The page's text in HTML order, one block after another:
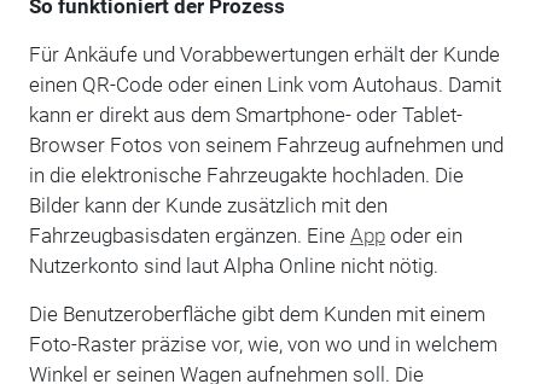
So funktioniert der Prozess
Für Ankäufe und Vorabbewertungen erhält der Kunde
einen QR-Code oder einen Link vom Autohaus. Damit
kann er direkt aus dem Smartphone- oder Tablet-
Browser Fotos von seinem Fahrzeug aufnehmen und
in die elektronische Fahrzeugakte hochladen. Die
Bilder kann der Kunde zusätzlich mit den
Fahrzeugbasisdaten ergänzen. Eine Appoder ein
Nutzerkonto sind laut Alpha Online nicht nötig.
Die Benutzeroberfläche gibt dem Kunden mit einem
Foto-Raster präzise vor, wie, von wo und in welchem
Winkel er seinen Wagen aufnehmen soll. Die